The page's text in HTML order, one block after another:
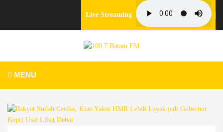
Live Streaming
MENU